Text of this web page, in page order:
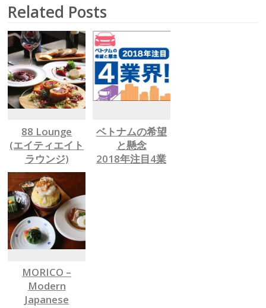
Related Posts
88 Lounge
(エイティエイト
ラウンジ)
予約必須の特別
ビーフ料理をぜ
ひ
有名人もお忍び
で訪れる隠れ家
を発見
ベトナムの希望
と懸念
2018年注目4業
MORICO –
Modern
Japanese